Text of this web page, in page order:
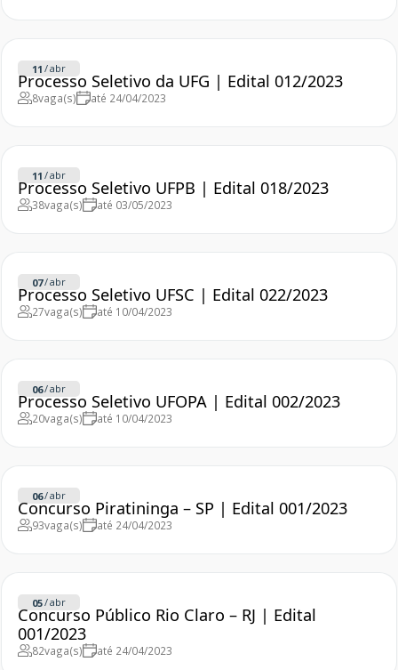
11 /abr
Processo Seletivo da UFG | Edital 012/2023
8vaga(s) até 24/04/2023
11 /abr
Processo Seletivo UFPB | Edital 018/2023
38vaga(s) até 03/05/2023
07/abr
Processo Seletivo UFSC | Edital 022/2023
27vaga(s) até 10/04/2023
06/abr
Processo Seletivo UFOPA | Edital 002/2023
20vaga(s) até 10/04/2023
06/abr
Concurso Piratininga – SP | Edital 001/2023
93vaga(s) até 24/04/2023
05/abr
Concurso Público Rio Claro – RJ | Edital
001/2023
82vaga(s) até 24/04/2023